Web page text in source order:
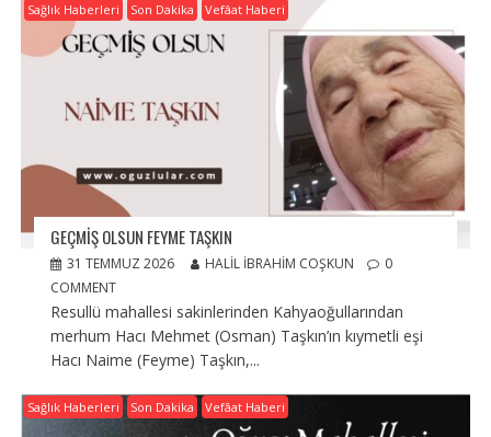
Sağlık Haberleri Son Dakika Vefâat Haberi
GEÇMIŞ OLSUN FEYME TAŞKIN
31 TEMMUZ 2026 HALIL İBRAHIM COŞKUN
0
COMMENT
Resullü mahallesi sakinlerinden Kahyaoğullarından
merhum Hacı Mehmet (Osman) Taşkın’ın kıymetli eşi
Hacı Naime (Feyme) Taşkın,...
Sağlık Haberleri Son Dakika Vefâat Haberi